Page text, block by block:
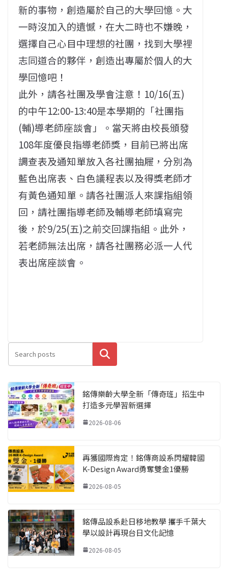
新的事物，創造屬於自己的大學回憶。大
一時沒加入的遺憾，在大二時也不嫌晚，
選擇自己心目中理想的社團，找到大學裡
志同道合的夥伴，創造出專屬於個人的大
學回憶吧！
此外，請各社團及學會注意！10/16(五)
的中午12:00-13:40是本學期的「社團指
(輔)導老師座談會」。當天將由校長頒發
108年度優良指導老師獎，目前已將出席
調查表及通知單放入各社團抽屜，分別為
藍色出席表、白色議程表以及得獎老師才
有黃色通知單。請各社團派人來課指組領
回，請社團指導老師及輔導老師填寫完
後，於9/25(五)之前交回課指組。此外，
若老師無法出席，請各社團務必派一人代
表出席座談會。
搜尋
銘傳樂齡大學全新「傳奇班」招生中
打造多元學習新選擇
2026-08-06
再獲國際肯定！銘傳商設系閃耀韓國
K-Design Award勇奪雙金1優勝
2026-08-05
銘傳品設系赴日移地教學 攜手千葉大
學以設計再現台日文化記憶
2026-08-05